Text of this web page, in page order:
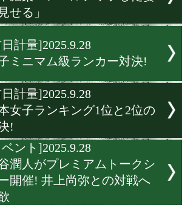
白熱の拳が交錯! モンブラ
きvs宗利佳歩
[引退]2025.9.29
元日本2階級制覇王者の坂
が現役引退を発表
[インタビュー]2025.9.29
大木彪楽「レベルアップし
を見せる」